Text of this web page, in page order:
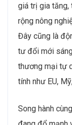
giá trị gia tăng,
rộng nông
Đây cũng là
tư đổi mới
thương mại tự
tính như EU,
Song hành